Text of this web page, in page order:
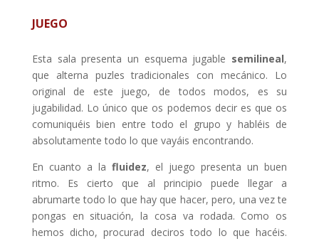
JUEGO
Esta sala presenta un esquema jugable semilineal,
que alterna puzles tradicionales con mecánico. Lo
original de este juego, de todos modos, es su
jugabilidad. Lo único que os podemos decir es que os
comuniquéis bien entre todo el grupo y habléis de
absolutamente todo lo que vayáis encontrando.
En cuanto a la fluidez, el juego presenta un buen
ritmo. Es cierto que al principio puede llegar a
abrumarte todo lo que hay que hacer, pero, una vez te
pongas en situación, la cosa va rodada. Como os
hemos dicho, procurad deciros todo lo que hacéis.